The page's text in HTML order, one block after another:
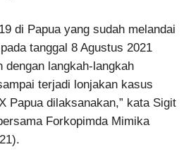
di Papua yang sudah melandai
tanggal 8 Agustus 2021
dengan langkah-langkah
terjadi lonjakan kasus
Papua dilaksanakan,” kata Sigit
Forkopimda Mimika